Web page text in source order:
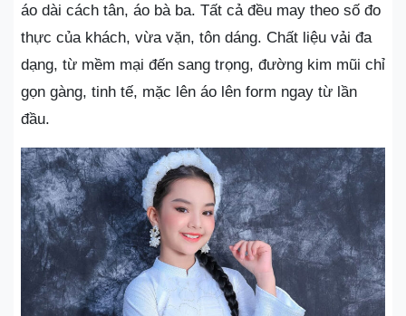
áo dài cách tân, áo bà ba. Tất cả đều may theo số đo
thực của khách, vừa vặn, tôn dáng. Chất liệu vải đa
dạng, từ mềm mại đến sang trọng, đường kim mũi chỉ
gọn gàng, tinh tế, mặc lên áo lên form ngay từ lần
đầu.